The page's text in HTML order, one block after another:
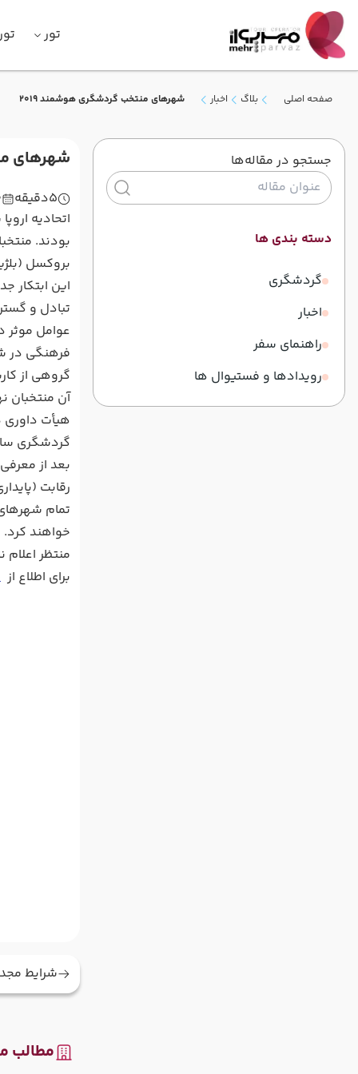
تور
صفحه اصلی بلاگ اخبار شهرهای منتخب گردشگری هوشمند 2019
جستجو در مقاله‌ها
دسته بندی ها
گردشگری
اخبار
راهنمای سفر
رویدادها و فستیوال ها
شهرهای
5دقیقه
بودند. منتخبان
بروکسل
این ابتکار
تبادل و
عوامل موثر
فرهنگی در
آن منتخبان
گردشگری سال 2019 را کسب
بعد از
رقابت
خواهند کرد.
منتظر
برای اطلاع از
شرایط
مطالب